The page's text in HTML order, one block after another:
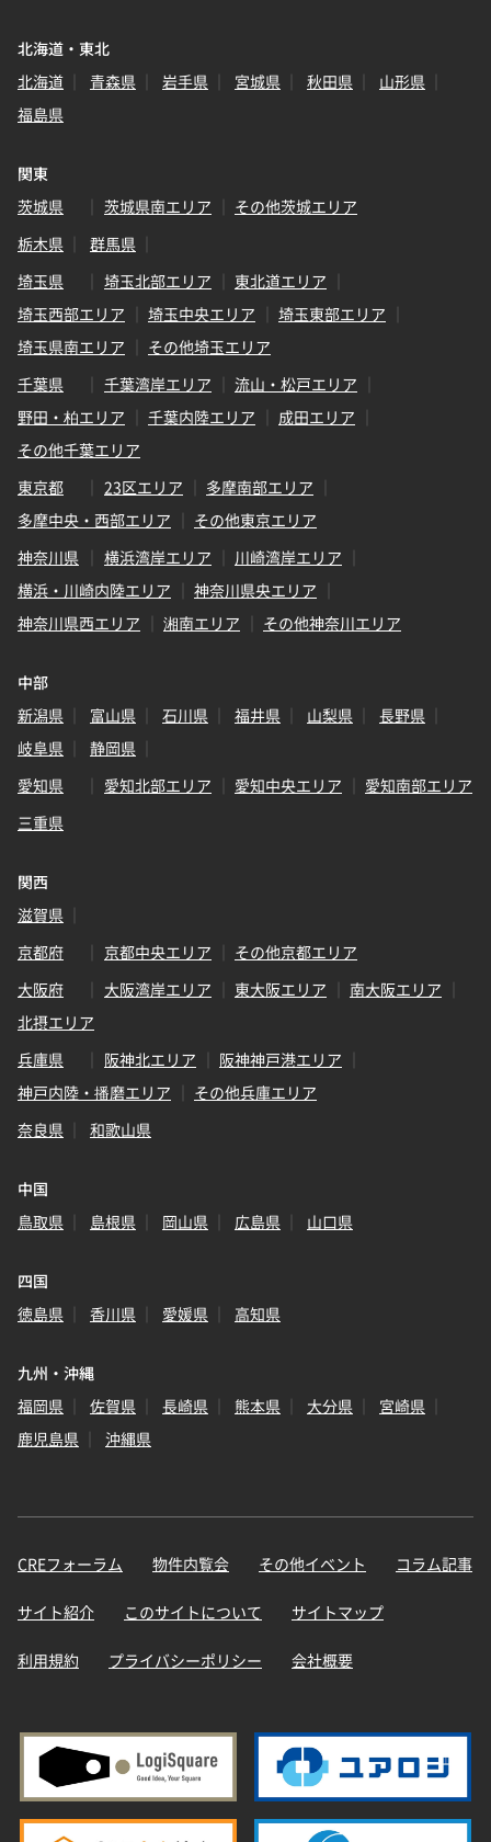
北海道・東北
北海道
青森県 岩手県 宮城県 秋田県
山形県
福島県
関東
茨城県
茨城県南エリア
その他茨城エリア
栃木県
群馬県
埼玉県
埼玉北部エリア
東北道エリア
埼玉西部エリア
埼玉中央エリア
埼玉東部エリア
埼玉県南エリア
その他埼玉エリア
千葉県
千葉湾岸エリア
流山・松戸エリア
野田・柏エリア
千葉内陸エリア
成田エリア
その他千葉エリア
東京都
23区エリア
多摩南部エリア
多摩中央・西部エリア
その他東京エリア
神奈川県
横浜湾岸エリア
川崎湾岸エリア
横浜・川崎内陸エリア
神奈川県央エリア
神奈川県西エリア
湘南エリア その他神奈川エリア
中部
新潟県
富山県 石川県 福井県 山梨県
長野県
岐阜県
静岡県
愛知県
愛知北部エリア 愛知中央エリア
愛知南部エリア
三重県
関西
滋賀県
京都府
京都中央エリア
その他京都エリア
大阪府
大阪湾岸エリア 東大阪エリア
南大阪エリア
北摂エリア
兵庫県
阪神北エリア
阪神神戸港エリア
神戸内陸・播磨エリア
その他兵庫エリア
奈良県
和歌山県
中国
鳥取県
島根県 岡山県 広島県 山口県
四国
徳島県
香川県 愛媛県 高知県
九州・沖縄
福岡県
佐賀県 長崎県 熊本県 大分県
宮崎県
鹿児島県
沖縄県
CREフォーラム 物件内覧会 その他イベント コラム記事
サイト紹介 このサイトについて サイトマップ
利用規約 プライバシーポリシー 会社概要